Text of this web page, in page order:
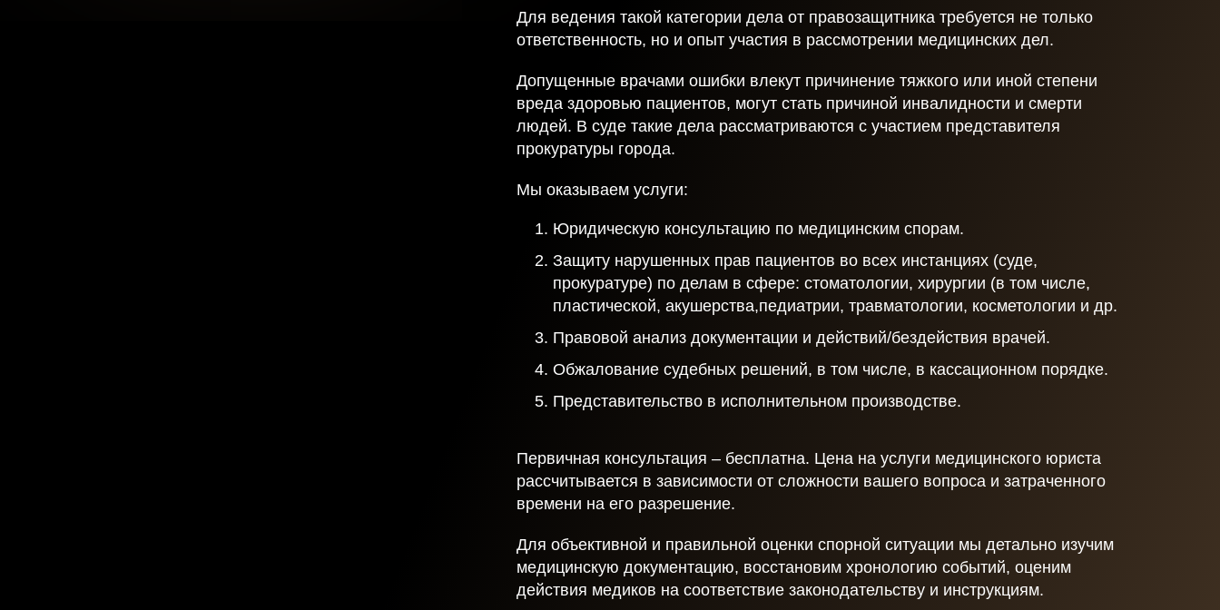
Для ведения такой категории дела от правозащитника требуется не только
ответственность, но и опыт участия в рассмотрении медицинских дел.
Допущенные врачами ошибки влекут причинение тяжкого или иной степени
вреда здоровью пациентов, могут стать причиной инвалидности и смерти
людей. В суде такие дела рассматриваются с участием представителя
прокуратуры города.
Мы оказываем услуги:
Юридическую консультацию по медицинским спорам.
Защиту нарушенных прав пациентов во всех инстанциях (суде,
прокуратуре) по делам в сфере: стоматологии, хирургии (в том числе,
пластической, акушерства,педиатрии, травматологии, косметологии и др.
Правовой анализ документации и действий/бездействия врачей.
Обжалование судебных решений, в том числе, в кассационном порядке.
Представительство в исполнительном производстве.
Первичная консультация – бесплатна. Цена на услуги медицинского юриста
рассчитывается в зависимости от сложности вашего вопроса и затраченного
времени на его разрешение.
Для объективной и правильной оценки спорной ситуации мы детально изучим
медицинскую документацию, восстановим хронологию событий, оценим
действия медиков на соответствие законодательству и инструкциям.
Получить
консультацию
Спасибо!
Ваша заявка отправлена и в ближайшее время
будет рассмотрена.